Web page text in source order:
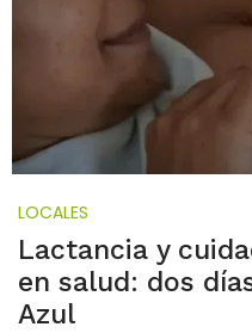
LOCALES
Lactancia y
en salud: dos
Azul